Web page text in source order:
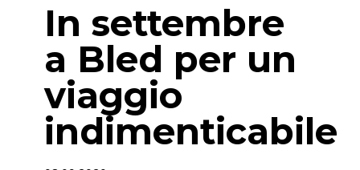
In settembre
a Bled per un
viaggio
indimenticabile